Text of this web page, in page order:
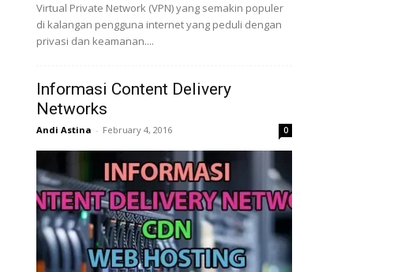
Virtual Private Network (VPN) yang semakin populer
di kalangan pengguna internet yang peduli dengan
privasi dan keamanan....
Informasi Content Delivery
Networks
Andi Astina - February 4, 2016 0